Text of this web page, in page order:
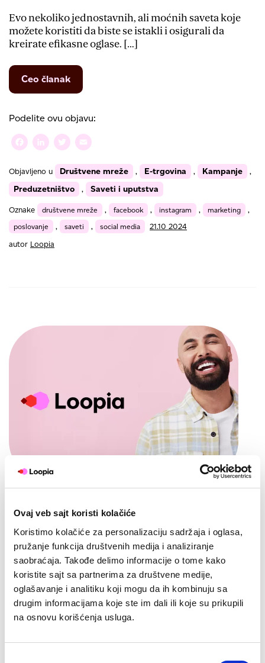
Ovaj veb sajt koristi kolačiće
Koristimo kolačiće za personalizaciju sadržaja i oglasa,
pružanje funkcija društvenih medija i analiziranje
saobraćaja. Takođe delimo informacije o tome kako
koristite sajt sa partnerima za društvene medije,
oglašavanje i analitiku koji mogu da ih kombinuju sa
drugim informacijama koje ste im dali ili koje su prikupili
na osnovu korišćenja usluga.
Evo nekoliko jednostavnih, ali moćnih saveta koje
možete koristiti da biste se istakli i osigurali da
kreirate efikasne oglase. […]
Ceo članakfrom
Kreirajte
oglase
na
društvenim
mrežama
Podelite ovu objavu:
Facebook
LinkedIn
Twitter
Objavljeno u Društvene mreže , E-trgovina , Kampanje ,
Preduzetništvo , Saveti i uputstva
Oznake društvene mreže , facebook , instagram , marketing
,
poslovanje
, saveti , social media
21.10 2024
autor Loopia
Facebook post za Vašu firmu
Dakle, napravili ste Facebook stranu Vaše firme i
sada razmatrate kako da kreirate zanimljive postove
kojima bi privukli pažnju pratilaca. Spremili smo par
saveta koji Vam mogu pomoći. Koliko dugačak
Facebook post treba da bude? Da bi ste privukli što
više pažnje svojim objavama, preporučujemo da one